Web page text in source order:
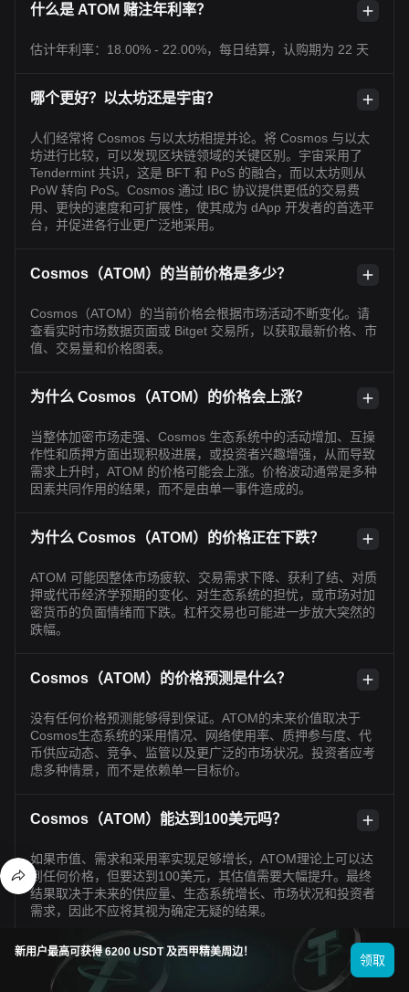
什么是 ATOM 赌注年利率？
估计年利率：18.00% - 22.00%，每日结算，认购期为 22 天
哪个更好？以太坊还是宇宙？
人们经常将 Cosmos 与以太坊相提并论。将 Cosmos 与以太
坊进行比较，可以发现区块链领域的关键区别。宇宙采用了
Tendermint 共识，这是 BFT 和 PoS 的融合，而以太坊则从
PoW 转向 PoS。Cosmos 通过 IBC 协议提供更低的交易费
用、更快的速度和可扩展性，使其成为 dApp 开发者的首选平
台，并促进各行业更广泛地采用。
Cosmos（ATOM）的当前价格是多少？
Cosmos（ATOM）的当前价格会根据市场活动不断变化。请
查看实时市场数据页面或 Bitget 交易所，以获取最新价格、市
值、交易量和价格图表。
为什么 Cosmos（ATOM）的价格会上涨？
当整体加密市场走强、Cosmos 生态系统中的活动增加、互操
作性和质押方面出现积极进展，或投资者兴趣增强，从而导致
需求上升时，ATOM 的价格可能会上涨。价格波动通常是多种
因素共同作用的结果，而不是由单一事件造成的。
为什么 Cosmos（ATOM）的价格正在下跌？
ATOM 可能因整体市场疲软、交易需求下降、获利了结、对质
押或代币经济学预期的变化、对生态系统的担忧，或市场对加
密货币的负面情绪而下跌。杠杆交易也可能进一步放大突然的
跌幅。
Cosmos（ATOM）的价格预测是什么？
没有任何价格预测能够得到保证。ATOM的未来价值取决于
Cosmos生态系统的采用情况、网络使用率、质押参与度、代
币供应动态、竞争、监管以及更广泛的市场状况。投资者应考
虑多种情景，而不是依赖单一目标价。
Cosmos（ATOM）能达到100美元吗？
如果市值、需求和采用率实现足够增长，ATOM理论上可以达
到任何价格，但要达到100美元，其估值需要大幅提升。最终
结果取决于未来的供应量、生态系统增长、市场状况和投资者
需求，因此不应将其视为确定无疑的结果。
Cosmos（ATOM）按当前价格是一项好的投资
吗？
新用户最高可获得 6200 USDT 及西甲精美周边！
领取